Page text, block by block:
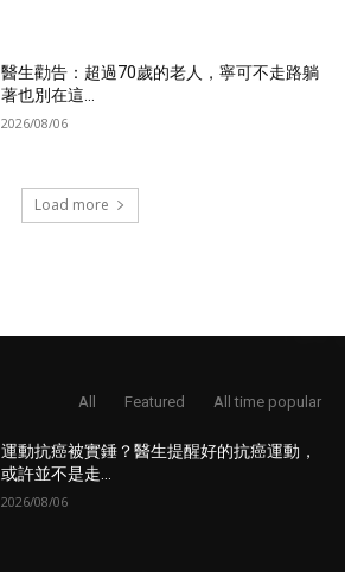
醫生勸告：超過70歲的老人，寧可不走路躺
著也別在這...
2026/08/06
Load more
All Featured All time popular
運動抗癌被實錘？醫生提醒好的抗癌運動，
或許並不是走...
2026/08/06